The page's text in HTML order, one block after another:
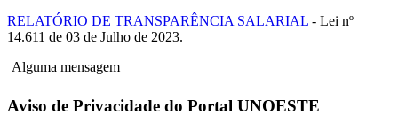
RELATÓRIO DE TRANSPARÊNCIA SALARIAL - Lei nº
14.611 de 03 de Julho de 2023.
Alguma mensagem
Aviso de Privacidade do Portal UNOESTE